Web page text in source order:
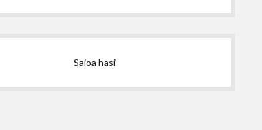
Saioa hasi